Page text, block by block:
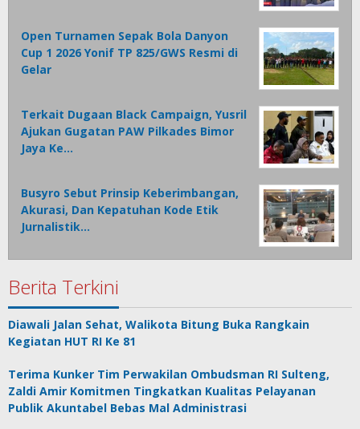
Open Turnamen Sepak Bola Danyon
Cup 1 2026 Yonif TP 825/GWS Resmi di
Gelar
Terkait Dugaan Black Campaign, Yusril
Ajukan Gugatan PAW Pilkades Bimor
Jaya Ke…
Busyro Sebut Prinsip Keberimbangan,
Akurasi, Dan Kepatuhan Kode Etik
Jurnalistik…
Berita Terkini
Diawali Jalan Sehat, Walikota Bitung Buka Rangkain
Kegiatan HUT RI Ke 81
Terima Kunker Tim Perwakilan Ombudsman RI Sulteng,
Zaldi Amir Komitmen Tingkatkan Kualitas Pelayanan
Publik Akuntabel Bebas Mal Administrasi